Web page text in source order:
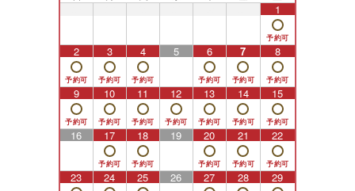
1
2 3 4 5 6 7 8
9 10 11 12 13 14 15
16 17 18 19 20 21 22
23 24 25 26 27 28 29